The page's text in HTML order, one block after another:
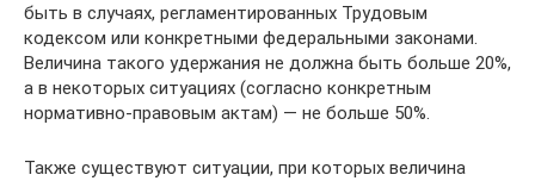
быть в случаях, регламентированных Трудовым
кодексом или конкретными федеральными законами.
Величина такого удержания не должна быть больше 20%,
а в некоторых ситуациях (согласно конкретным
нормативно-правовым актам) — не больше 50%.
Также существуют ситуации, при которых величина